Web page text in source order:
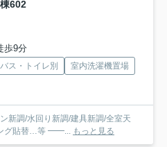
602
歩9分
バス・トイレ別
室内洗濯機置場
調/水回り新調/建具新調/全室天
井・壁クロス貼替/全室フローリング貼替…等 ━━...
もっと見る